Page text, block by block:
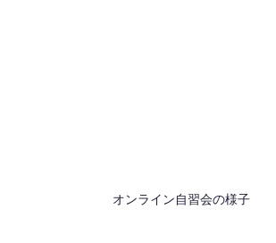
オンライン自習会の様子